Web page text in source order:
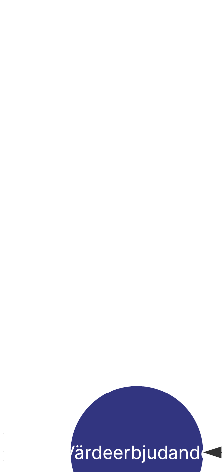
Den här mallen för ett konversationsträd kan hjälpa dig att:
– skräddarsy dina försäljningskonversationer efter en mängd olika
– beskriva viktiga upptäcktsfrågor
– beskriva viktiga svar.